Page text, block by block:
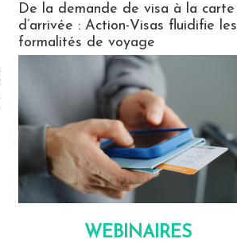
De la demande de visa à la carte
d’arrivée : Action-Visas fluidifie les
formalités de voyage
WEBINAIRES